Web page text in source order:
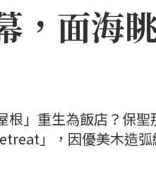
，面海
根」重生為飯店？保
」，因優美木造弧